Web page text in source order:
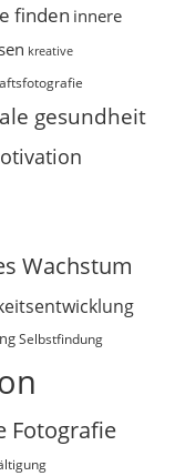
finden innere
kreative
gesundheit
Wachstum
Selbstfindung
Fotografie